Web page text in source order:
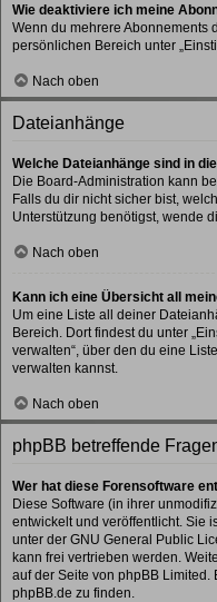
Wie deaktiviere ich meine
Wenn du mehrere Abonnements
persönlichen Bereich unter
Nach oben
Dateianhänge
Welche Dateianhänge sind in
Die Board-Administration kann
Falls du dir nicht sicher bist,
Unterstützung benötigst, wende
Nach oben
Kann ich eine Übersicht all
Um eine Liste all deiner
Bereich. Dort findest du unter
verwalten“, über den du eine
verwalten kannst.
Nach oben
phpBB betreffende
Wer hat diese Forensoftware
Diese Software (in ihrer
entwickelt und veröffentlicht. Sie
unter der GNU General Public
kann frei vertrieben werden.
auf der Seite von phpBB Limited.
phpBB.de zu finden.